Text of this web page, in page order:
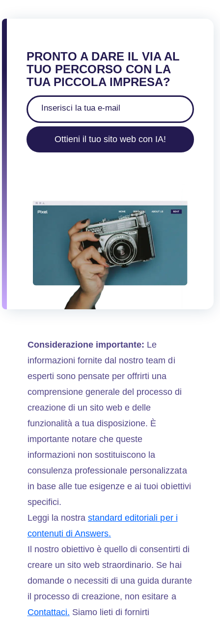
PRONTO A DARE IL VIA AL
TUO PERCORSO CON LA
TUA PICCOLA IMPRESA?
Ottieni il tuo sito web con IA!
Considerazione importante: Le
informazioni fornite dal nostro team di
esperti sono pensate per offrirti una
comprensione generale del processo di
creazione di un sito web e delle
funzionalità a tua disposizione. È
importante notare che queste
informazioni non sostituiscono la
consulenza professionale personalizzata
in base alle tue esigenze e ai tuoi obiettivi
specifici.
Leggi la nostra standard editoriali per i
contenuti di Answers.
Il nostro obiettivo è quello di consentirti di
creare un sito web straordinario. Se hai
domande o necessiti di una guida durante
il processo di creazione, non esitare a
Contattaci. Siamo lieti di fornirti